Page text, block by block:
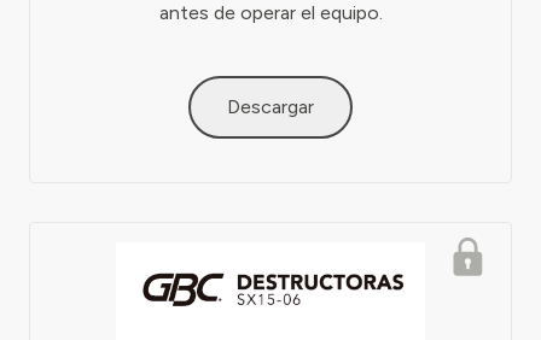
antes de operar el equipo.
Descargar